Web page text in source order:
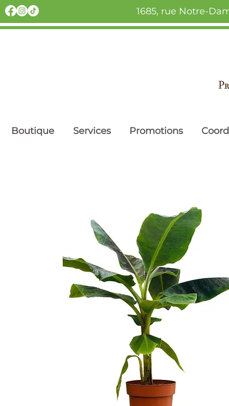
1685, rue Notre-
Boutique Services Promotions